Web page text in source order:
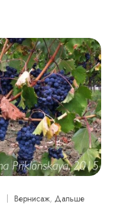
Вернисаж, Дальше